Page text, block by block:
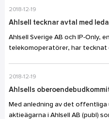
2018-12-19
Ahlsell tecknar avtal med
Ahlsell Sverige AB och IP-Only,
telekomoperatörer, har
2018-12-19
Ahlsells
Med anledning av det offentliga
aktieägarna i Ahlsell AB (publ)